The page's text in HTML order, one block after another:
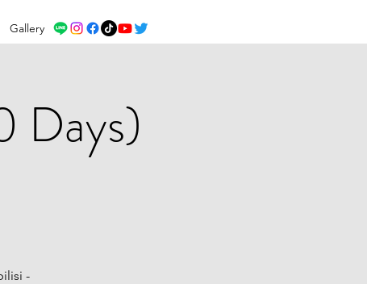
Gallery
Days)
-